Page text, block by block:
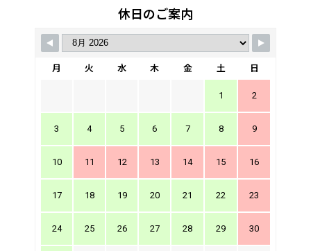
休日のご案内
月 火 水 木 金 土 日
1 2
3 4 5 6 7 8 9
10 11 12 13 14 15 16
17 18 19 20 21 22 23
24 25 26 27 28 29 30